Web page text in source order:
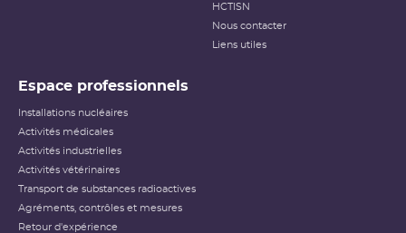
HCTISN
Nous contacter
Liens utiles
Espace professionnels
Installations nucléaires
Activités médicales
Activités industrielles
Activités vétérinaires
Transport de substances radioactives
Agréments, contrôles et mesures
Retour d'expérience